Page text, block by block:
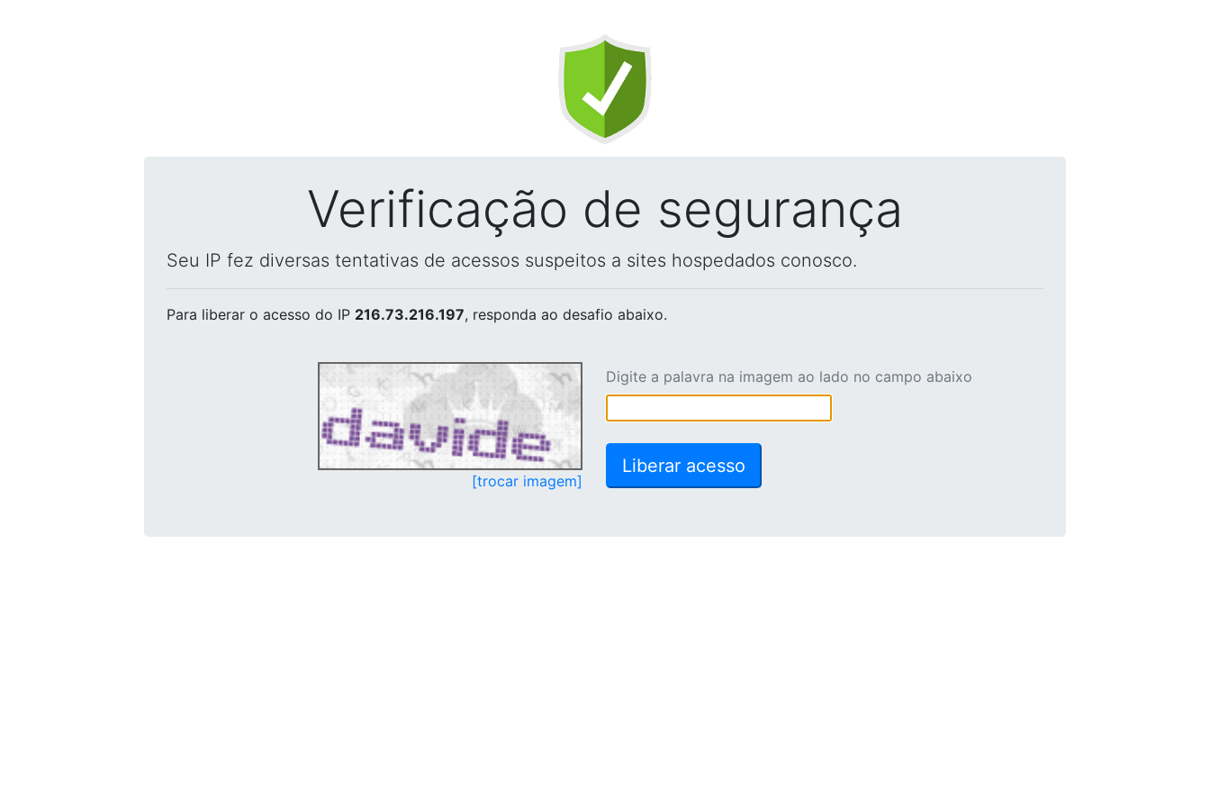
Verificação de segurança
Seu IP fez diversas tentativas de acessos suspeitos a sites hospedados conosco.
Para liberar o acesso do IP 216.73.216.197, responda ao desafio abaixo.
[trocar imagem]
Digite a palavra na imagem ao lado no campo abaixo